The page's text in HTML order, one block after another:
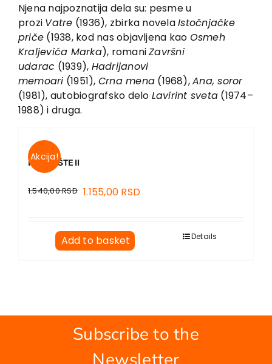
Njena najpoznatija dela su: pesme u
prozi Vatre (1936), zbirka novelaIstočnjačke
priče (1938, kod nas objavljena kao Osmeh
Kraljevića Marka), romaniZavršni
udarac (1939), Hadrijanovi
memoari (1951), Crna mena (1968),Ana, soror
(1981), autobiografsko delo Lavirint sveta (1974–
1988) i druga.
Akcija!
POZORIŠTE II
1.540,00RSD 1.155,00 RSD
Add to basket Details
Subscribe to the